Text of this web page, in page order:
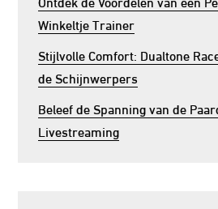
Winkeltje Trainer
Stijlvolle Comfort: Dualtone
de Schijnwerpers
Beleef de Spanning van de
Livestreaming